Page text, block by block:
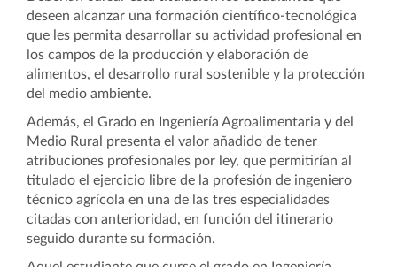
deseen alcanzar una formación científico-tecnológica
que les permita desarrollar su actividad profesional en
los campos de la producción y elaboración de
alimentos, el desarrollo rural sostenible y la protección
del medio ambiente.
Además, el Grado en Ingeniería Agroalimentaria y del
Medio Rural presenta el valor añadido de tener
atribuciones profesionales por ley, que permitirían al
titulado el ejercicio libre de la profesión de ingeniero
técnico agrícola en una de las tres especialidades
citadas con anterioridad, en función del itinerario
seguido durante su formación.